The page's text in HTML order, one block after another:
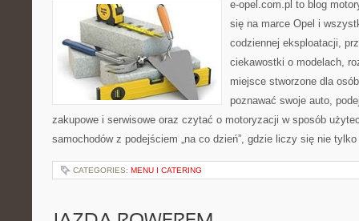
e-opel.com.pl to blog
się na marce Opel i
codziennej eksploatacji,
ciekawostki o modelach,
miejsce stworzone dla
poznawać swoje auto,
zakupowe i serwisowe oraz czytać o motoryzacji w sposób
samochodów z podejściem „na co dzień”, gdzie liczy się nie
CATEGORIES: MENU I CATERING